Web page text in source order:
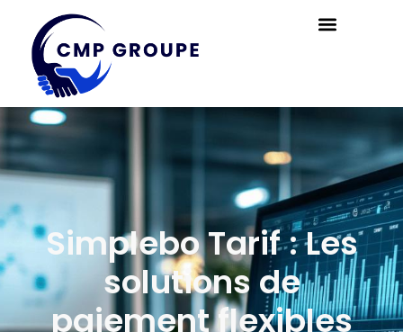
Simplebo Tarif : Les
solutions de
paiement flexibles